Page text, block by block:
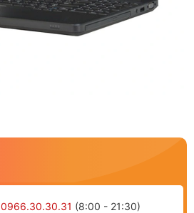
0966.30.30.31 (8:00 - 21:30)